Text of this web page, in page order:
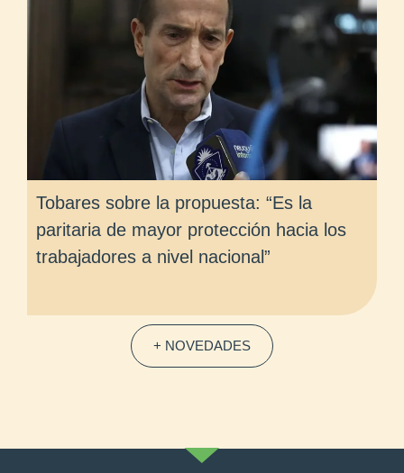
Tobares sobre la propuesta: “Es la
paritaria de mayor protección hacia los
trabajadores a nivel nacional”
+ NOVEDADES